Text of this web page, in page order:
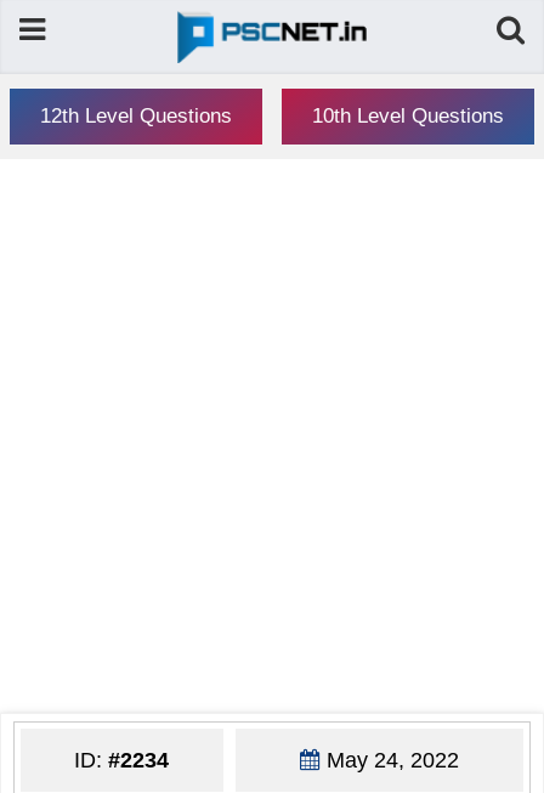
12th Level Questions 10th Level Questions
ID:#2234 May 24, 2022